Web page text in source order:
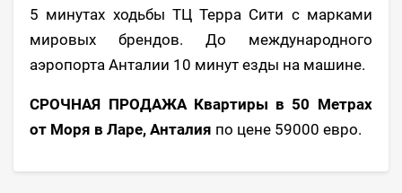
5 минутах ходьбы ТЦ Терра Сити с марками
мировых брендов. До международного
аэропорта Анталии 10 минут езды на машине.
СРОЧНАЯ ПРОДАЖА Квартиры в 50 Метрах
от Моря в Ларе, Анталия по цене 59000 евро.